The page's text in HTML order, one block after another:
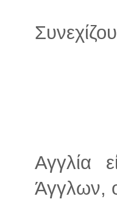
Αγγλία
Άγγλων,